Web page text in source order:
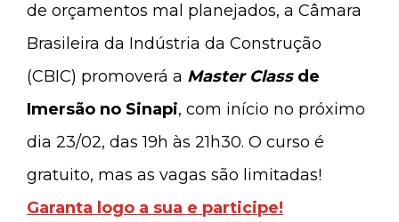
de orçamentos mal planejados, a Câmara
Brasileira da Indústria da Construção
(CBIC) promoverá a Master Classde
Imersão no Sinapi, com início no próximo
dia 23/02, das 19h às 21h30. O curso é
gratuito, mas as vagas são limitadas!
Garanta logo a sua e participe!